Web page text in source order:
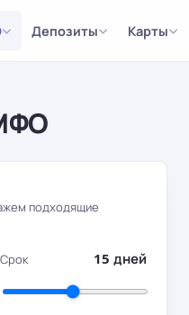
Депозиты Карты
подходящие
Срок 15 дней